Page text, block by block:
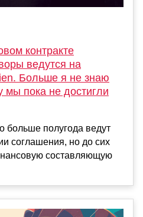
контракте
ведутся на
Больше я не знаю
мы пока не достигли
больше полугода ведут
соглашения, но до сих
составляющую